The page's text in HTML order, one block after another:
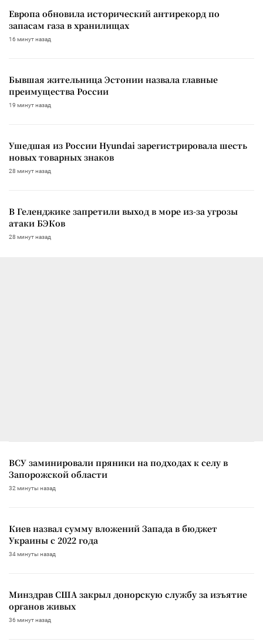
Европа обновила исторический антирекорд по
запасам газа в хранилищах
16 минут назад
Бывшая жительница Эстонии назвала главные
преимущества России
19 минут назад
Ушедшая из России Hyundai зарегистрировала шесть
новых товарных знаков
28 минут назад
В Геленджике запретили выход в море из-за угрозы
атаки БЭКов
28 минут назад
ВСУ заминировали пряники на подходах к селу в
Запорожской области
32 минуты назад
Киев назвал сумму вложений Запада в бюджет
Украины с 2022 года
34 минуты назад
Минздрав США закрыл донорскую службу за изъятие
органов живых
36 минут назад